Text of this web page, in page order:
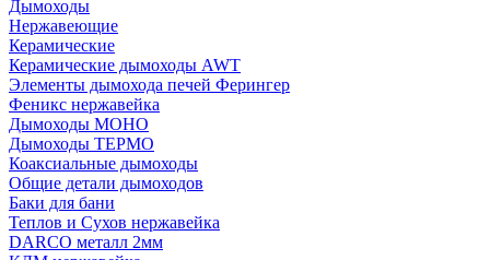
Дымоходы
Нержавеющие
Керамические
Керамические дымоходы AWT
Элементы дымохода печей Ферингер
Феникс нержавейка
Дымоходы МОНО
Дымоходы ТЕРМО
Коаксиальные дымоходы
Общие детали дымоходов
Баки для бани
Теплов и Сухов нержавейка
DARCO металл 2мм